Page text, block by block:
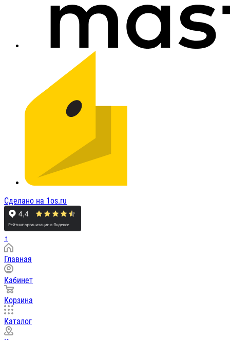
Сделано на 1os.ru
↑
Главная
Кабинет
Корзина
Каталог